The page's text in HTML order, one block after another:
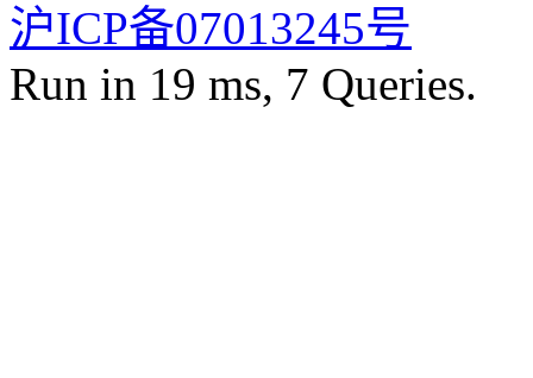
沪ICP备07013245号
Run in 19 ms, 7 Queries.